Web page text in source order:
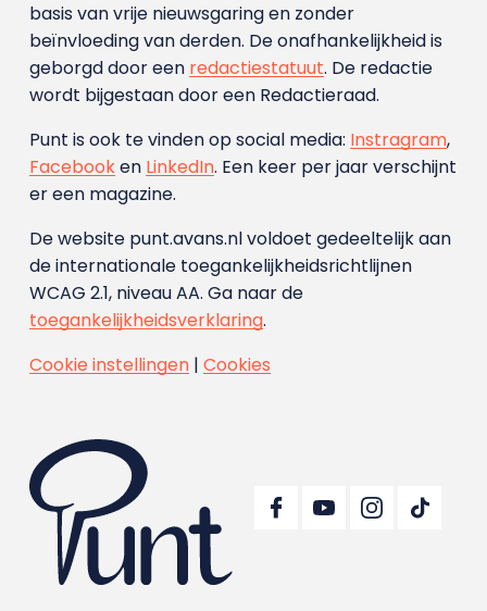
basis van vrije nieuwsgaring en zonder
beïnvloeding van derden. De onafhankelijkheid is
geborgd door een redactiestatuut. De redactie
wordt bijgestaan door een Redactieraad.
Punt is ook te vinden op social media: Instragram,
Facebooken LinkedIn. Een keer per jaar verschijnt
er een magazine.
De website punt.avans.nl voldoet gedeeltelijk aan
de internationale toegankelijkheidsrichtlijnen
WCAG 2.1, niveau AA. Ga naar de
toegankelijkheidsverklaring.
Cookie instellingen| Cookies